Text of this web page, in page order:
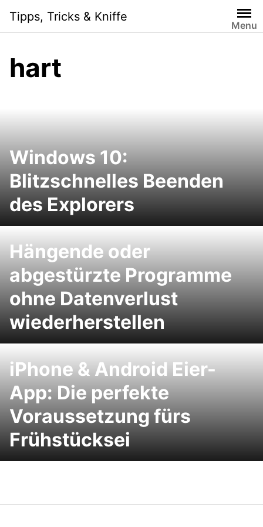
content
Tipps, Tricks & Kniffe
Menu
hart
Windows 10:
Blitzschnelles Beenden
des Explorers
Hängende oder
abgestürzte Programme
ohne Datenverlust
wiederherstellen
iPhone & Android Eier-
App: Die perfekte
Voraussetzung fürs
Frühstücksei